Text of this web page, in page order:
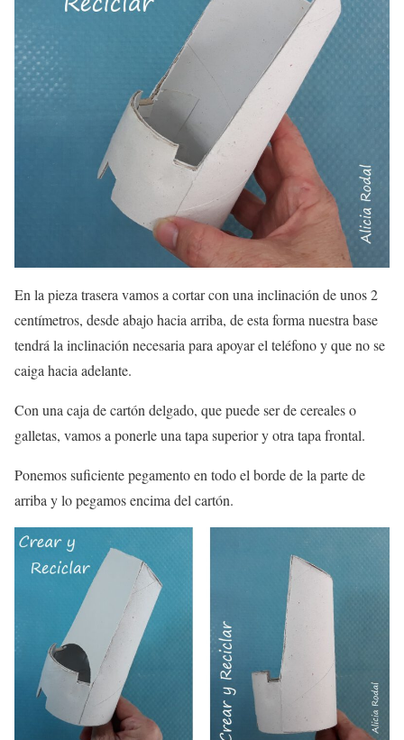
En la pieza trasera vamos a cortar con una inclinación de unos 2
centímetros, desde abajo hacia arriba, de esta forma nuestra base
tendrá la inclinación necesaria para apoyar el teléfono y que no se
caiga hacia adelante.
Con una caja de cartón delgado, que puede ser de cereales o
galletas, vamos a ponerle una tapa superior y otra tapa frontal.
Ponemos suficiente pegamento en todo el borde de la parte de
arriba y lo pegamos encima del cartón.